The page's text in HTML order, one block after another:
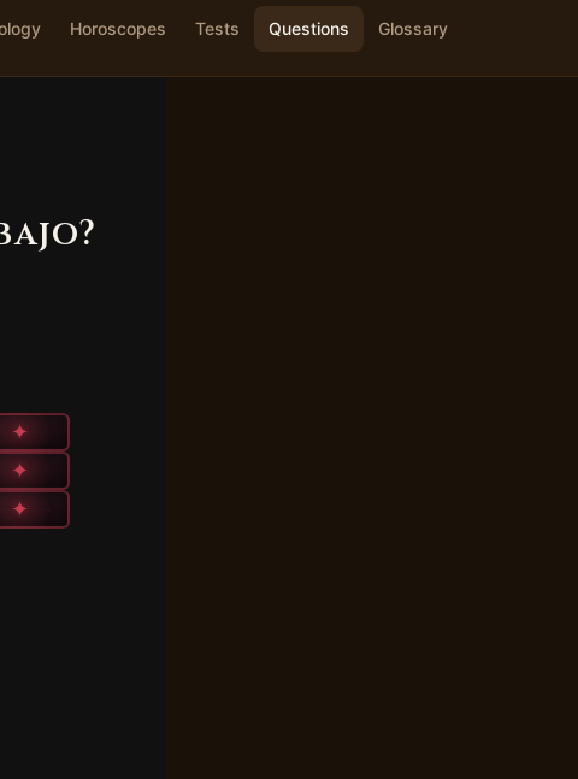
Horoscopes Tests Questions Glossary
✦
✦
✦